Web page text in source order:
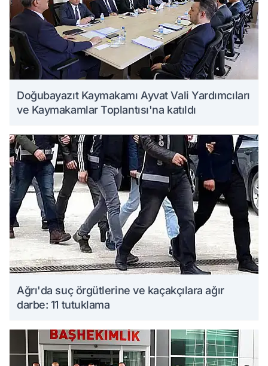
Doğubayazıt Kaymakamı Ayvat Vali Yardımcıları
ve Kaymakamlar Toplantısı'na katıldı
Ağrı'da suç örgütlerine ve kaçakçılara ağır
darbe: 11 tutuklama